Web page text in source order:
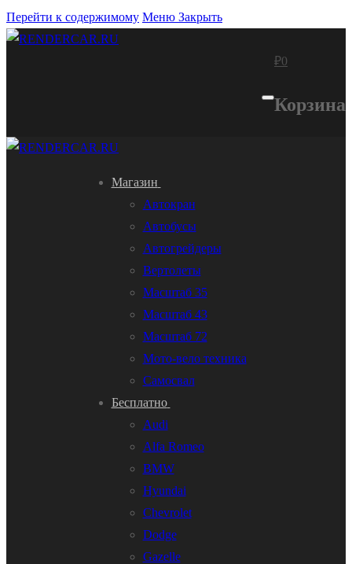
Перейти к содержимому Меню Закрыть
₽0
Корзина
Магазин
Автокран
Автобусы
Автогрейдеры
Вертолеты
Масштаб 35
Масштаб 43
Масштаб 72
Мото-вело техника
Самосвал
Бесплатно
Audi
Alfa Romeo
BMW
Hyundai
Chevrolet
Dodge
Gazelle